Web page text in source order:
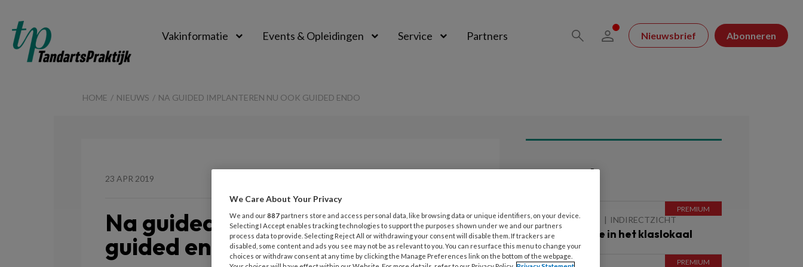
Vakinformatie Events & Opleidingen Service Partners Nieuwsbrief Abonneren
HOME NIEUWS NA GUIDED IMPLANTEREN NU OOK GUIDED ENDO
23 APR 2019
Na guided implanteren nu ook
guided endo
Lees ook
5 AUGUSTUS 2026 INDIRECTZICHT
Gebitscontrole in het klaslokaal
We Care About Your Privacy
We and our887 partners store and access personal data, like browsing data or unique identifiers, on your device.
Selecting I Accept enables tracking technologies to support the purposes shown under we and our partners
process data to provide. Selecting Reject All or withdrawing your consent will disable them. If trackers are
disabled, some content and ads you see may not be as relevant to you. You can resurface this menu to change your
choices or withdraw consent at any time by clicking the Manage Preferences link on the bottom of the webpage.